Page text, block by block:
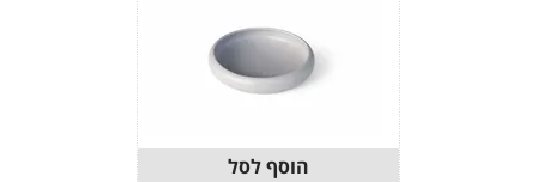
הוסף לסל